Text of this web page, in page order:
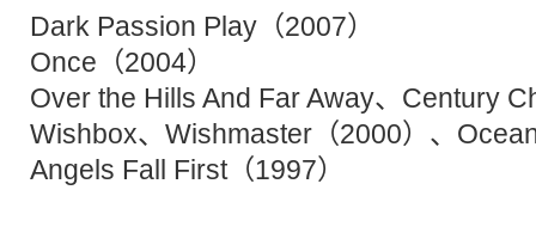
Dark Passion Play（2007）
Once（2004）
Over the Hills And Far Away、Century
Wishbox、Wishmaster（2000）、
Angels Fall First（1997）